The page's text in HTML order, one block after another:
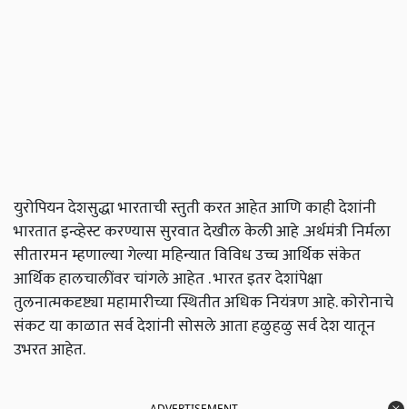
युरोपियन देशसुद्धा भारताची स्तुती करत आहेत आणि काही देशांनी
भारतात इन्व्हेस्ट करण्यास सुरवात देखील केली आहे .अर्थमंत्री निर्मला
सीतारमन म्हणाल्या गेल्या महिन्यात विविध उच्च आर्थिक संकेत
आर्थिक हालचालींवर चांगले आहेत . भारत इतर देशांपेक्षा
तुलनात्मकदृष्ट्या महामारीच्या स्थितीत अधिक नियंत्रण आहे. कोरोनाचे
संकट या काळात सर्व देशांनी सोसले आता हळुहळु सर्व देश यातून
उभरत आहेत.